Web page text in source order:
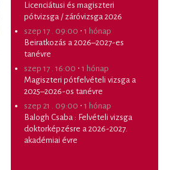
Licenciátusi és magiszteri
pótvizsga / záróvizsga 2026
szep 17 . 09:00 ∙ 1 hónap
Beiratkozás a 2026–2027-es
tanévre
szep 17 . 16:00 ∙ 1 hónap
Magiszteri pótfelvételi vizsga a
2025–2026-os tanévre
szep 21 . 09:00 ∙ 1 hónap
Balogh Csaba : Felvételi vizsga
doktorképzésre a 2026-2027.
akadémiai évre